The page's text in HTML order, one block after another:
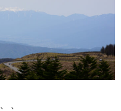
、